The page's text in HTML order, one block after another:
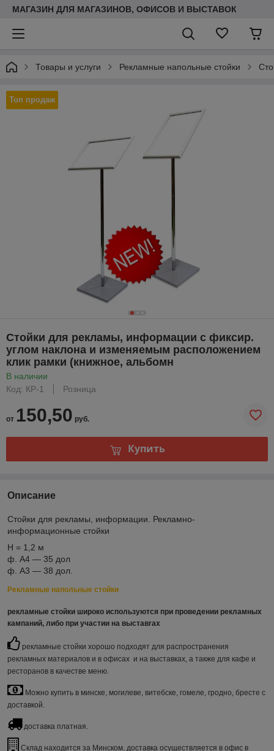
МАГАЗИН ДЛЯ МАГАЗИНОВ, ОФИСОВ И ВЫСТАВОК
Товары и услуги Рекламные напольные стойки
Топ продаж
Стойки для рекламы, информации с фиксир.
углом наклона и изменяемым расположением
клик рамки (книжное, альбомн
В наличии
Код: КР-1
Розница
от 150,50 руб.
Купить
Описание
Стойки для рекламы, информации. Рекламно-
информационные стойки
H = 1,2 м
ф. А4 — 35 дол
ф. А3 — 38 дол.
Рекламные напольные стойки
рекламные стойки широко используются при проведении рекламных
кампаний, либо при участии на выставrах
рекламные стойки хорошо подходят для распространения
рекламных материалов и в офисах и на выставках, а также для кафе и
ресторанов в качестве меню.
Можно купить в минске, могилеве, витебске, гомеле, гродно, бресте с
доставкой.
доставка платная.
Склад находится за Минском, доставка осуществляется в офис в